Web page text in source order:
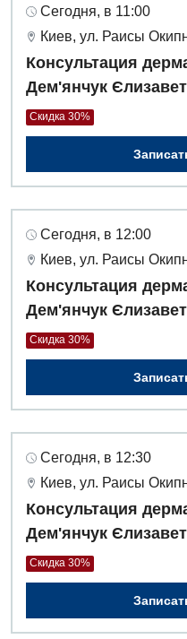
Сегодня, в 11:00
Киев, ул. Раисы
Консультация
Дем'янчук
Скидка 30%
Сегодня, в 12:00
Киев, ул. Раисы
Консультация
Дем'янчук
Скидка 30%
Сегодня, в 12:30
Киев, ул. Раисы
Консультация
Дем'янчук
Скидка 30%